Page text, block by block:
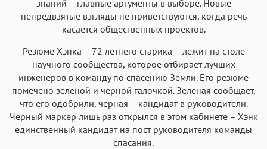
Аа Аа Аа
Georgia
Аа
Аа Аа Аа
Menlo
Аа
знаний – главные аргументы в выборе. Новые
непредвзятые взгляды не приветствуются, когда речь
касается общественных проектов.
Резюме Хэнка – 72 летнего старика – лежит на столе
научного сообщества, которое отбирает лучших
инженеров в команду по спасению Земли. Его резюме
помечено зеленой и черной галочкой. Зеленая сообщает,
что его одобрили, черная – кандидат в руководители.
Черный маркер лишь раз открылся в этом кабинете – Хэнк
единственный кандидат на пост руководителя команды
спасания.